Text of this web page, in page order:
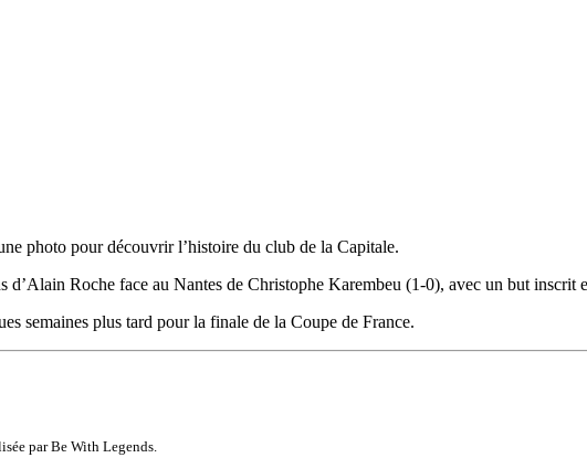
photo pour découvrir l’histoire du club de la Capitale.
Roche face au Nantes de Christophe Karembeu (1-0), avec un but inscrit
semaines plus tard pour la finale de la Coupe de France.
par Be With Legends.